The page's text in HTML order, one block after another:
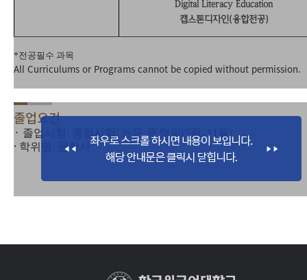
Digital Literacy Education
캡스톤디자인(융합전공)
*전공필수 과목
All Curriculums or Programs cannot be copied without permission.
졸업요건
· 졸업시험 종합시험/ 논문 중 택일 , 11
· 학위명 문학사